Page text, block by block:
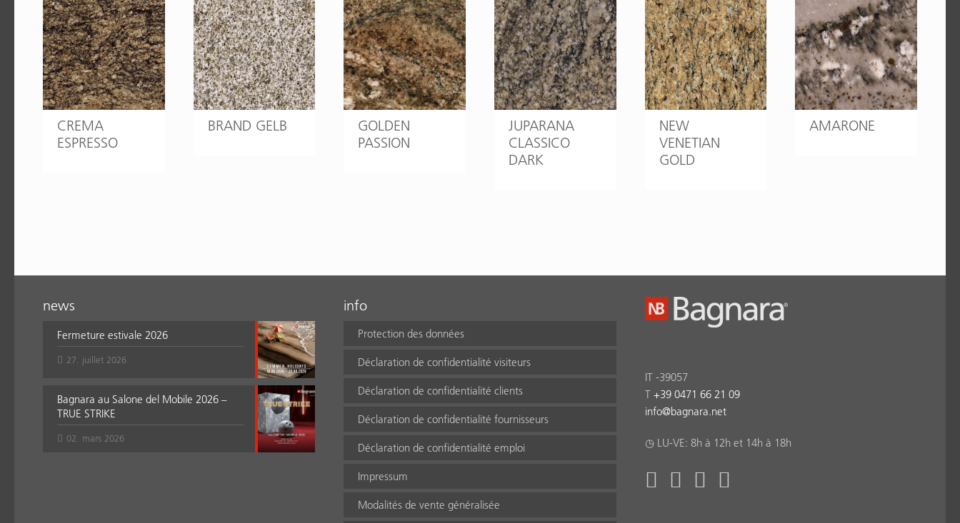
CREMA
ESPRESSO
BRAND GELB
GOLDEN
PASSION
JUPARANA
CLASSICO
DARK
NEW
VENETIAN
GOLD
AMARONE
news
Fermeture estivale 2026
27. juillet 2026
Bagnara au Salone del Mobile 2026 –
TRUE STRIKE
02. mars 2026
info
Protection des données
Déclaration de confidentialité visiteurs
Déclaration de confidentialité clients
Déclaration de confidentialité fournisseurs
Déclaration de confidentialité emploi
Impressum
Modalités de vente généralisée
IT -39057
T +39 0471 66 21 09
info@bagnara.net
◷ LU-VE: 8h à 12h et 14h à 18h